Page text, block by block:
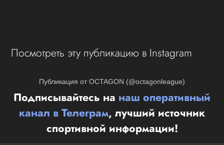
Посмотреть эту публикацию в Instagram
Публикация от OCTAGON (@octagonleague)
Подписывайтесь на наш оперативный
канал в Телеграм, лучший источник
спортивной информации!